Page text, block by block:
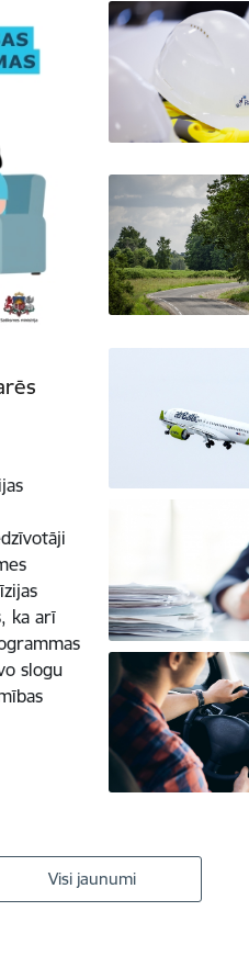
ka arī
slogu
Visi jaunumi